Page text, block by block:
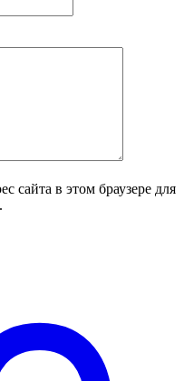
сайта в этом браузере для